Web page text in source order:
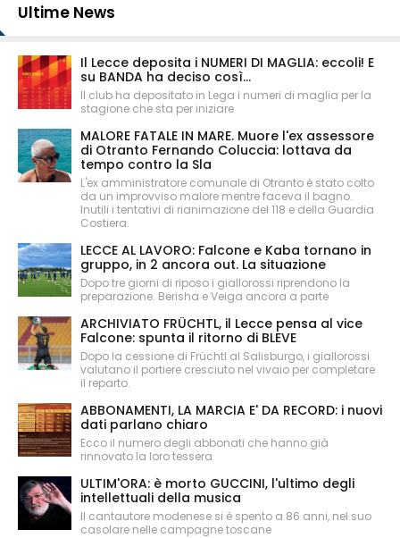
Ultime News
Il Lecce deposita i NUMERI DI MAGLIA: eccoli! E
su BANDA ha deciso così...
Il club ha depositato in Lega i numeri di maglia per la
stagione che sta per iniziare
MALORE FATALE IN MARE. Muore l'ex assessore
di Otranto Fernando Coluccia: lottava da
tempo contro la Sla
L'ex amministratore comunale di Otranto è stato colto
da un improvviso malore mentre faceva il bagno.
Inutili i tentativi di rianimazione del 118 e della Guardia
Costiera.
LECCE AL LAVORO: Falcone e Kaba tornano in
gruppo, in 2 ancora out. La situazione
Dopo tre giorni di riposo i giallorossi riprendono la
preparazione. Berisha e Veiga ancora a parte
ARCHIVIATO FRÜCHTL, il Lecce pensa al vice
Falcone: spunta il ritorno di BLEVE
Dopo la cessione di Früchtl al Salisburgo, i giallorossi
valutano il portiere cresciuto nel vivaio per completare
il reparto.
ABBONAMENTI, LA MARCIA E' DA RECORD: i nuovi
dati parlano chiaro
Ecco il numero degli abbonati che hanno già
rinnovato la loro tessera
ULTIM'ORA: è morto GUCCINI, l'ultimo degli
intellettuali della musica
Il cantautore modenese si è spento a 86 anni, nel suo
casolare nelle campagne toscane